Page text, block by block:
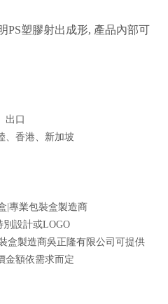
PS塑膠射出成形, 產品內部可
出口
、香港、新加坡
|專業包裝盒製造商
別設計或LOGO
盒製造商吳正隆有限公司可提供
金額依需求而定